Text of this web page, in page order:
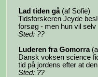
Lad tiden gå(af Sofie)
Tidsforskeren Jeyde
forsøg - men hun vil
Sted: ??
Luderen fra Gomorra
Dansk voksen science
tid på jordens efter at
Sted: ??